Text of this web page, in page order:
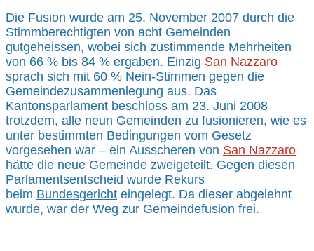
Die Fusion wurde am 25. November 2007 durch die
Stimmberechtigten von acht Gemeinden
gutgeheissen, wobei sich zustimmende Mehrheiten
von 66 % bis 84 % ergaben. Einzig San Nazzaro
sprach sich mit 60 % Nein-Stimmen gegen die
Gemeindezusammenlegung aus. Das
Kantonsparlament beschloss am 23. Juni 2008
trotzdem, alle neun Gemeinden zu fusionieren, wie es
unter bestimmten Bedingungen vom Gesetz
vorgesehen war – ein Ausscheren von San Nazzaro
hätte die neue Gemeinde zweigeteilt. Gegen diesen
Parlamentsentscheid wurde Rekurs
beim Bundesgericht eingelegt. Da dieser abgelehnt
wurde, war der Weg zur Gemeindefusion frei.